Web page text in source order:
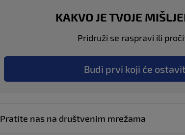
KAKVO JE TVOJE
Pridruži se raspravi ili
Budi prvi koji će
Pratite nas na društvenim mrežama